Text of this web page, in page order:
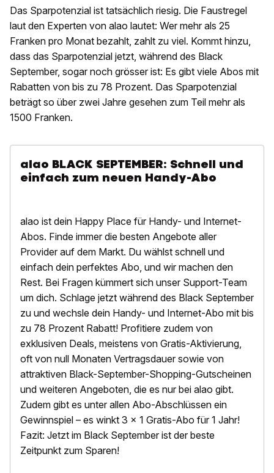
Das Sparpotenzial ist tatsächlich riesig. Die Faustregel
laut den Experten von alao lautet: Wer mehr als 25
Franken pro Monat bezahlt, zahlt zu viel. Kommt hinzu,
dass das Sparpotenzial jetzt, während des Black
September, sogar noch grösser ist: Es gibt viele Abos mit
Rabatten von bis zu 78 Prozent. Das Sparpotenzial
beträgt so über zwei Jahre gesehen zum Teil mehr als
1500 Franken.
alao BLACK SEPTEMBER: Schnell und
einfach zum neuen Handy-Abo
alao ist dein Happy Place für Handy- und Internet-
Abos. Finde immer die besten Angebote aller
Provider auf dem Markt. Du wählst schnell und
einfach dein perfektes Abo, und wir machen den
Rest. Bei Fragen kümmert sich unser Support-Team
um dich. Schlage jetzt während des Black September
zu und wechsle dein Handy- und Internet-Abo mit bis
zu 78 Prozent Rabatt! Profitiere zudem von
exklusiven Deals, meistens von Gratis-Aktivierung,
oft von null Monaten Vertragsdauer sowie von
attraktiven Black-September-Shopping-Gutscheinen
und weiteren Angeboten, die es nur bei alao gibt.
Zudem gibt es unter allen Abo-Abschlüssen ein
Gewinnspiel – es winkt 3 x 1 Gratis-Abo für 1 Jahr!
Fazit: Jetzt im Black September ist der beste
Zeitpunkt zum Sparen!